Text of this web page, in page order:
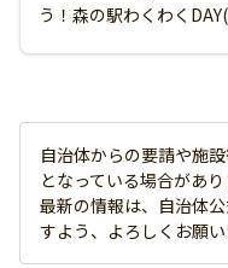
う！森の駅わくわく
自治体からの要請や施
となっている場合があり
最新の情報は、自治体
すよう、よろしくお願い